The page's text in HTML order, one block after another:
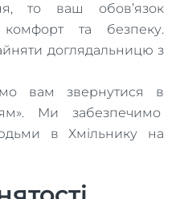
то ваш обов’язок
та безпеку.
доглядальницю з
вам звернутися в
Ми забезпечимо
в Хмільнику на